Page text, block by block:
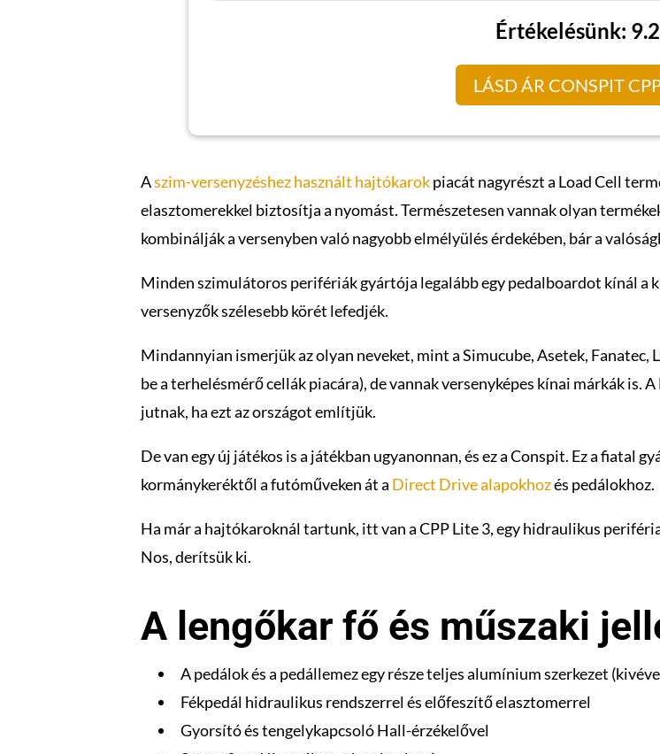
Értékelésünk:
LÁSD ÁR CONSPIT
Aszim-versenyzéshez használt hajtókarokpiacát nagyrészt a Load Cell
elasztomerekkel biztosítja a nyomást. Természetesen vannak olyan
kombinálják a versenyben való nagyobb elmélyülés érdekében, bár a
Minden szimulátoros perifériák gyártója legalább egy pedalboardot kínál a
versenyzők szélesebb körét lefedjék.
Mindannyian ismerjük az olyan neveket, mint a Simucube, Asetek,
be a terhelésmérő cellák piacára), de vannak versenyképes kínai márkák is.
jutnak, ha ezt az országot említjük.
De van egy új játékos is a játékban ugyanonnan, és ez a Conspit. Ez a fiatal
kormánykeréktől a futóműveken át a Direct Drive alapokhozés pedálokhoz.
Ha már a hajtókaroknál tartunk, itt van a CPP Lite 3, egy hidraulikus
Nos, derítsük ki.
A lengőkar fő és műszaki
A pedálok és a pedállemez egy része teljes alumínium szerkezet
Fékpedál hidraulikus rendszerrel és előfeszítő elasztomerrel
Gyorsító és tengelykapcsoló Hall-érzékelővel